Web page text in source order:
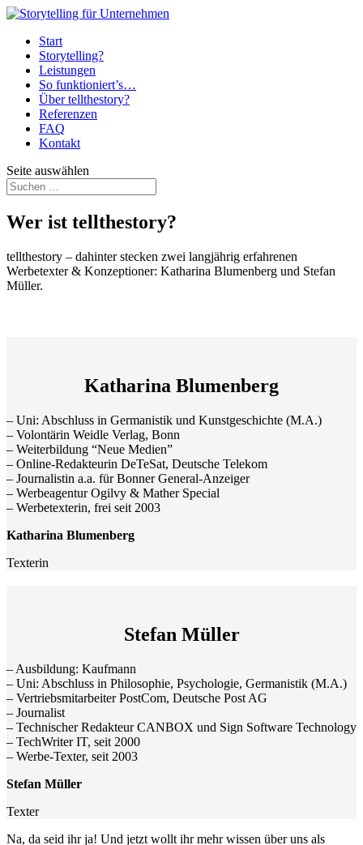
Start
Storytelling?
Leistungen
So funktioniert’s…
Über tellthestory?
Referenzen
FAQ
Kontakt
Seite auswählen
Wer ist tellthestory?
tellthestory – dahinter stecken zwei langjährig erfahrenen
Werbetexter & Konzeptioner: Katharina Blumenberg und Stefan
Müller.
Katharina Blumenberg
– Uni: Abschluss in Germanistik und Kunstgeschichte (M.A.)
– Volontärin Weidle Verlag, Bonn
– Weiterbildung “Neue Medien”
– Online-Redakteurin DeTeSat, Deutsche Telekom
– Journalistin a.a. für Bonner General-Anzeiger
– Werbeagentur Ogilvy & Mather Special
– Werbetexterin, frei seit 2003
Katharina Blumenberg
Texterin
Stefan Müller
– Ausbildung: Kaufmann
– Uni: Abschluss in Philosophie, Psychologie, Germanistik (M.A.)
– Vertriebsmitarbeiter PostCom, Deutsche Post AG
– Journalist
– Technischer Redakteur CANBOX und Sign Software Technology
– TechWriter IT, seit 2000
– Werbe-Texter, seit 2003
Stefan Müller
Texter
Na, da seid ihr ja! Und jetzt wollt ihr mehr wissen über uns als